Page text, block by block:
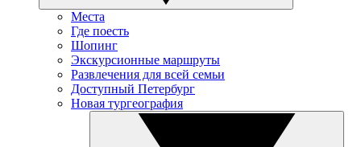
Места
Где поесть
Шопинг
Экскурсионные маршруты
Развлечения для всей семьи
Доступный Петербург
Новая тургеография